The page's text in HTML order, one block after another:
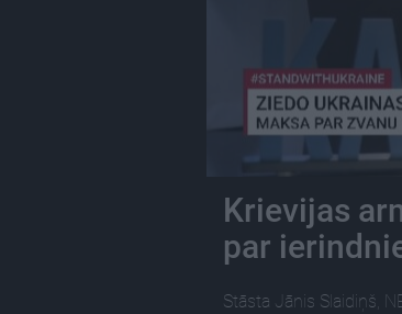
Krievijas
par
Stāsta Jānis Slaidiņš,